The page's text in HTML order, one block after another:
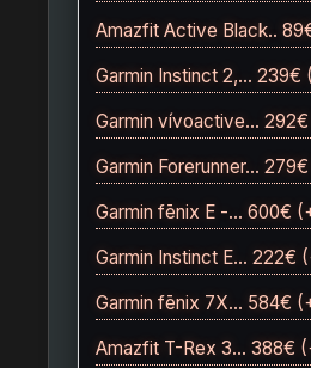
Amazfit Active Black..
Garmin Instinct 2,…
Garmin vívoactive…
Garmin Forerunner…
Garmin fēnix E -… 600€
Garmin Instinct E… 222€
Garmin fēnix 7X… 584€
Amazfit T-Rex 3… 388€